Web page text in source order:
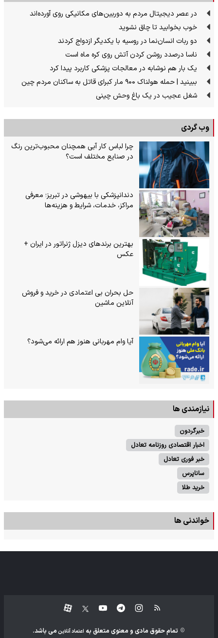
در عصر دیجیتال مردم به دوربین‌های مکانیکی روی آورده‌اند
خوب بخوابید تا چاق نشوید
دو ربات انسان‌نما در روسیه با یکدیگر ازدواج کردند
ناسا درصدد روشن کردن آتش روی کره ماه است
یک بار هم نوشابه در معالجات پزشکی کاربرد پیدا کرد
ببینید | حمله هولناک ۹۰۰ مار کبرای قاتل به ساکنان مردم چین
شغل عجیب در یک باغ وحش چینی
وب گردی
چرا لباس کار آبی همچنان محبوب‌ترین رنگ
در صنایع مختلف است؟
دندانپزشکی با بیهوشی در تبریز؛ معرفی
مراکز، خدمات، شرایط و هزینه‌ها
بهترین برندهای دیزل ژنراتور در ایران +
عکس
حل بحران بی‌ اعتمادی در خرید و فروش
آنلاین ماشین
آیا وام مهربانی هنوز هم ارائه می‌شود؟
نیازمندی ها
خبرگردون
اخبار اقتصادی روزنامه تعادل
خبر فوری تعادل
ساناپرس
خرید طلا
خواندنی ها
تمام حقوق مادی و معنوی متعلق به اعتماد آنلاین می باشد.